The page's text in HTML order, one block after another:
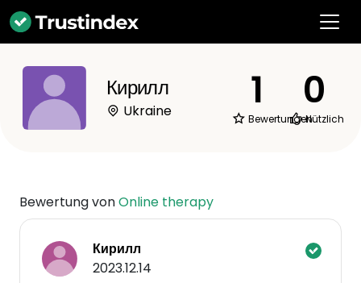
Кирилл
Ukraine 1
Bewertungen
0
Nützlich
Bewertung vonOnline therapy
Кирилл
2023.12.14